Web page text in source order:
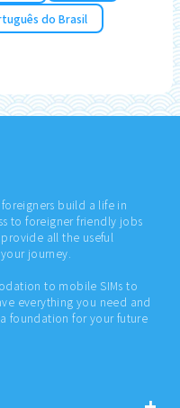
do Brasil
foreigners build a life in
to foreigner friendly jobs
all the useful
journey.
to mobile SIMs to
everything you need and
foundation for your future